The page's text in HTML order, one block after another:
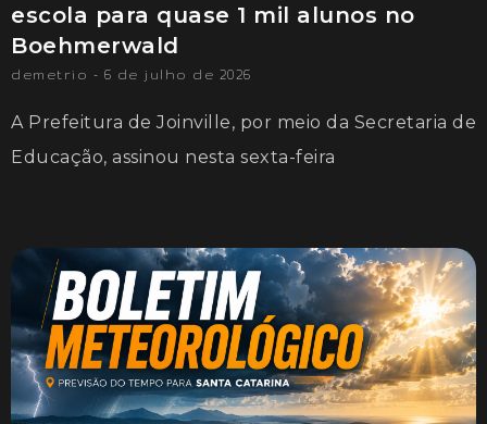
escola para quase 1 mil alunos no
Boehmerwald
demetrio 6 de julho de 2026
A Prefeitura de Joinville, por meio da Secretaria de
Educação, assinou nesta sexta-feira